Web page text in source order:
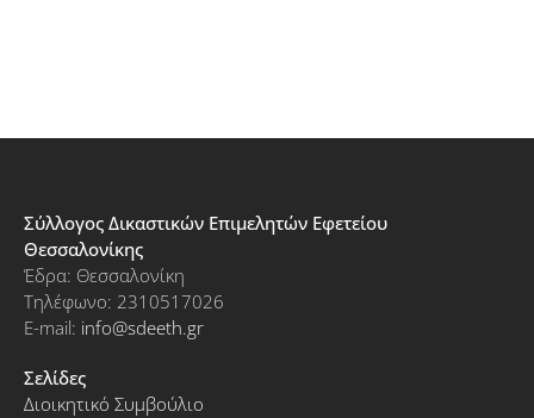
Σύλλογος Δικαστικών Επιμελητών Εφετείου
Θεσσαλονίκης
Έδρα: Θεσσαλονίκη
Τηλέφωνο: 2310517026
E-mail: info@sdeeth.gr
Σελίδες
Διοικητικό Συμβούλιο